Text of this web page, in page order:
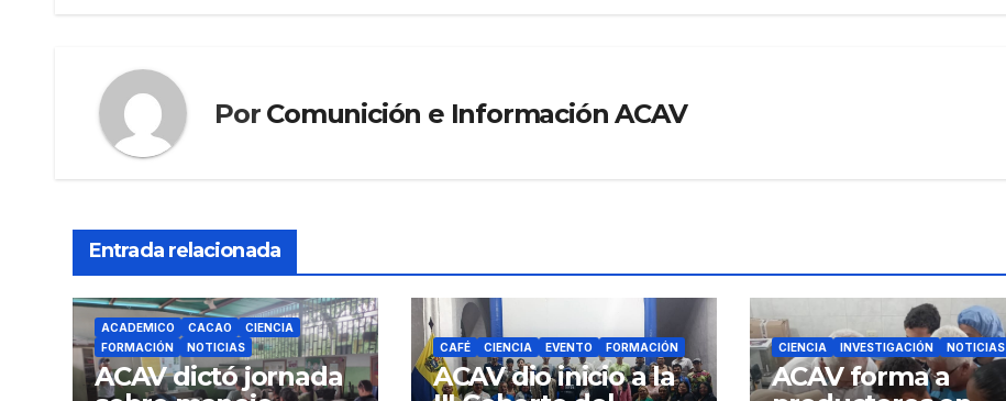
Por Comunición e Información ACAV
Entrada relacionada
ACADEMICO CACAO
CIENCIA
FORMACIÓN
NOTICIAS
ACAV dictó jornada
CAFÉ CIENCIA EVENTO FORMACIÓN
ACAV dio inicio a la
CIENCIA INVESTIGACIÓN NOTICIAS
ACAV forma a